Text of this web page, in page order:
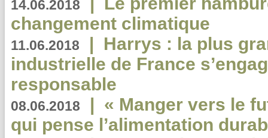
14.06.2018
changement climatique
11.06.2018 | Harrys : la plus
industrielle de France
responsable
08.06.2018 | « Manger vers le
qui pense l’alimentation